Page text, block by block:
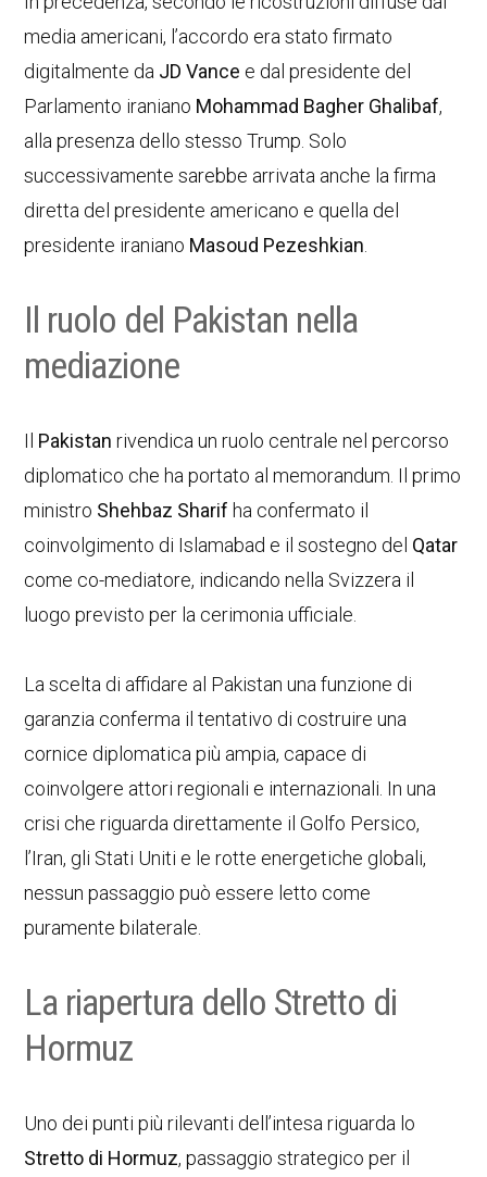
media americani, l’accordo era stato firmato
digitalmente da JD Vance e dal presidente del
Parlamento iraniano Mohammad Bagher Ghalibaf,
alla presenza dello stesso Trump. Solo
successivamente sarebbe arrivata anche la firma
diretta del presidente americano e quella del
presidente iraniano Masoud Pezeshkian
Il ruolo del Pakistan nella
mediazione
Il Pakistan rivendica un ruolo centrale nel percorso
diplomatico che ha portato al memorandum. Il primo
ministro Shehbaz Sharif ha confermato il
coinvolgimento di Islamabad e il sostegno del Qatar
come co-mediatore, indicando nella Svizzera il
luogo previsto per la cerimonia ufficiale.
La scelta di affidare al Pakistan una funzione di
garanzia conferma il tentativo di costruire una
cornice diplomatica più ampia, capace di
coinvolgere attori regionali e internazionali. In una
crisi che riguarda direttamente il Golfo Persico,
l’Iran, gli Stati Uniti e le rotte energetiche globali,
nessun passaggio può essere letto come
puramente bilaterale.
La riapertura dello Stretto di
Hormuz
Uno dei punti più rilevanti dell’intesa riguarda lo
Stretto di Hormuz, passaggio strategico per il